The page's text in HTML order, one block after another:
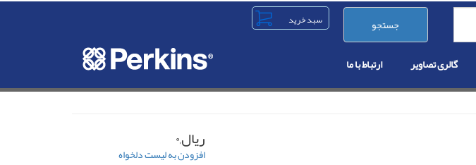
جستجو
گالری تصاویر ارتباط با ما
ریال,۰
افزودن به لیست دلخواه